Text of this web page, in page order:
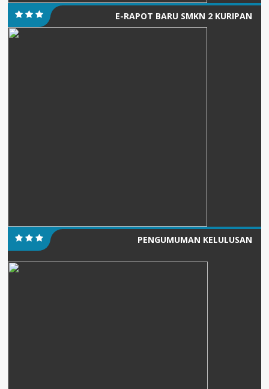
E-RAPOT BARU SMKN 2 KURIPAN
PENGUMUMAN KELULUSAN